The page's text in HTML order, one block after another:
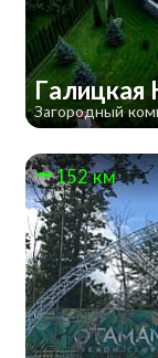
Галицкая
Загородный
152 км